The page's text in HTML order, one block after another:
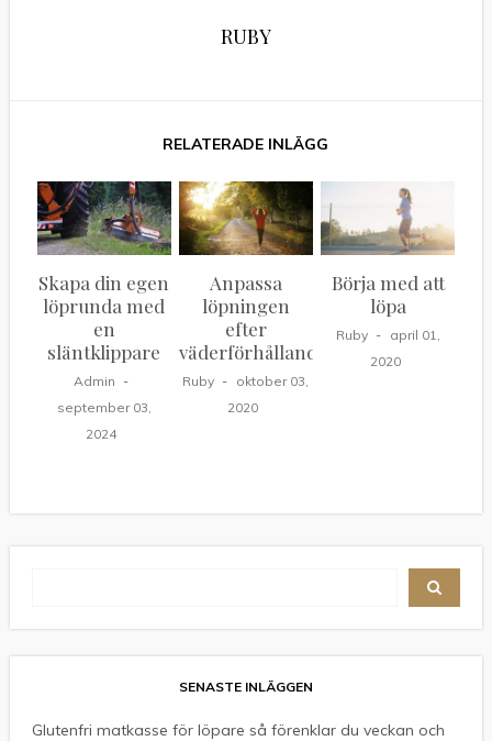
RUBY
Skapa din egen
löprunda med
en
släntklippare
Admin
september 03,
2024
Anpassa
löpningen
efter
väderförhållanden
Ruby
oktober 03,
2020
Börja med att
löpa
Ruby
april 01,
2020
SENASTE INLÄGGEN
Glutenfri matkasse för löpare så förenklar du veckan och